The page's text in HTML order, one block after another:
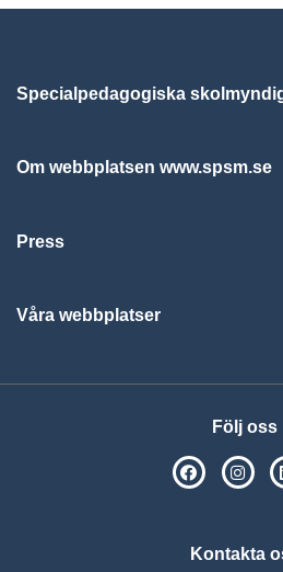
Specialpedagogiska
Om webbplatsen www.spsm.se
Press
Våra webbplatser
Följ oss
SPSM
Kontakta